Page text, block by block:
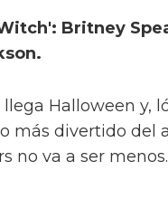
Britney
Halloween y,
más divertido del
no va a ser menos.